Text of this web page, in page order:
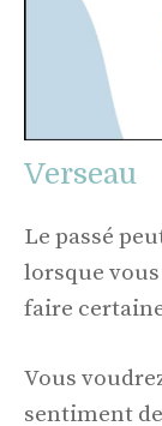
Verseau
Le passé
lorsque vous
faire
Vous
sentiment